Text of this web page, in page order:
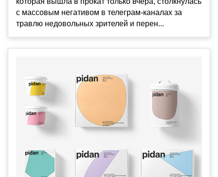
с массовым негативом в телеграм-каналах за
травлю недовольных зрителей и перен...